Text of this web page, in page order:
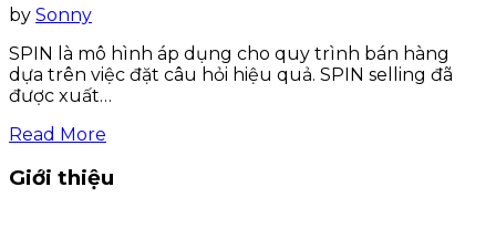
by Sonny
SPIN là mô hình áp dụng cho quy trình bán hàng
dựa trên việc đặt câu hỏi hiệu quả. SPIN selling đã
được xuất…
Read More
Giới thiệu